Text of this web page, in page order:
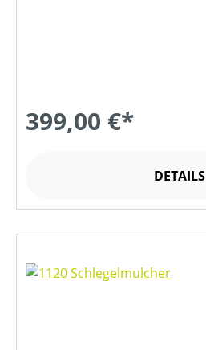
399,00 €*
DETAILS